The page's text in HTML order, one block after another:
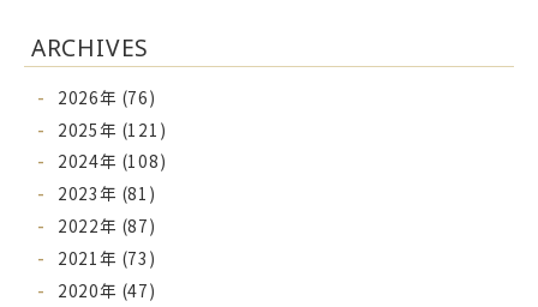
ARCHIVES
2026年 (76)
2025年 (121)
2024年 (108)
2023年 (81)
2022年 (87)
2021年 (73)
2020年 (47)